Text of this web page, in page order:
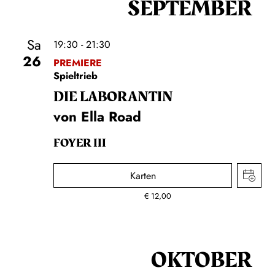
SEPTEMBER
Sa
26
19:30 - 21:30
PREMIERE
Spieltrieb
DIE LA­BO­RAN­TIN
von Ella Road
FOYER III
Karten
€ 12,00
OKTOBER